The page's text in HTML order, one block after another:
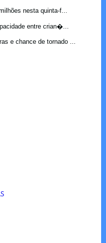
nesta quinta-f...
entre crian�...
e chance de tornado ...